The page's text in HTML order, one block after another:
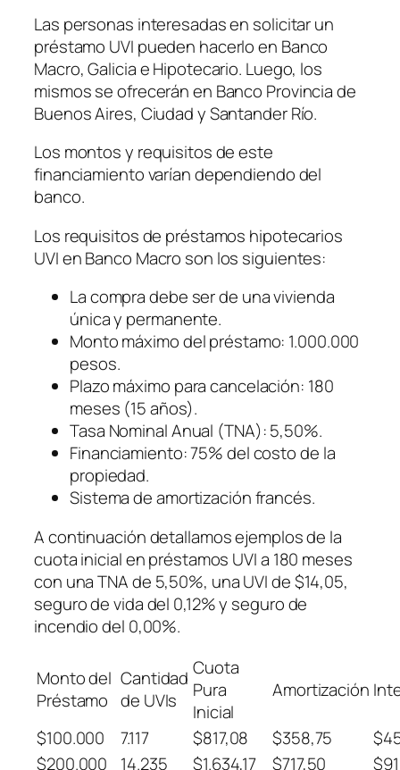
Las personas interesadas en solicitar un
préstamo UVI pueden hacerlo en Banco
Macro, Galicia e Hipotecario. Luego, los
mismos se ofrecerán en Banco Provincia de
Buenos Aires, Ciudad y Santander Río.
Los montos y requisitos de este
financiamiento varían dependiendo del
banco.
Los requisitos de préstamos hipotecarios
UVI en Banco Macro son los siguientes:
La compra debe ser de una vivienda
única y permanente.
Monto máximo del préstamo: 1.000.000
pesos.
Plazo máximo para cancelación: 180
meses (15 años).
Tasa Nominal Anual (TNA): 5,50%.
Financiamiento: 75% del costo de la
propiedad.
Sistema de amortización francés.
A continuación detallamos ejemplos de la
cuota inicial en préstamos UVI a 180 meses
con una TNA de 5,50%, una UVI de $14,05,
seguro de vida del 0,12% y seguro de
incendio del 0,00%.
Monto del
Préstamo
Cantidad
de UVIs
Cuota
Pura
Inicial
Amortización
$100.000 7.117 $817,08 $358,75
$200.000
14.235 $1.634,17 $717,50